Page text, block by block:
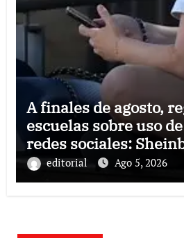
A finales de agosto,
escuelas sobre uso
redes sociales:
editorial Ago 5, 2026